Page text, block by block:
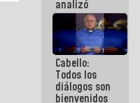
diálogo
analizó
junto a
gobernadores
planes de
recuperación
del Sistema
Eléctrico
Nacional
Cabello:
Todos los
diálogos son
bienvenidos